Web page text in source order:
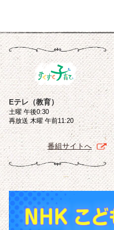
Eテレ（教育）
土曜 午後0:30
再放送 木曜 午前11:20
番組サイトへ